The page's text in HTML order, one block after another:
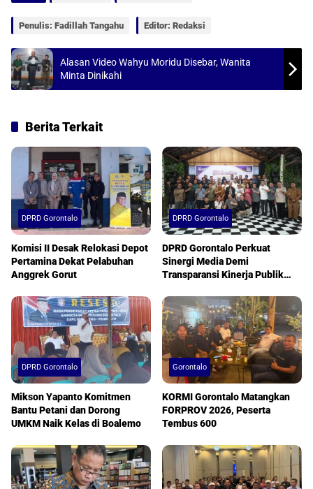
p
o
Penulis: Fadillah Tangahu Editor: Redaksi
Alasan Video Wahyu Moridu Disebar, Wanita
Minta Dinikahi
Berita Terkait
DPRD Gorontalo
Komisi II Desak Relokasi Depot
Pertamina Dekat Pelabuhan
Anggrek Gorut
DPRD Gorontalo
DPRD Gorontalo Perkuat
Sinergi Media Demi
Transparansi Kinerja Publik
DPRD Gorontalo
Mikson Yapanto Komitmen
Bantu Petani dan Dorong
UMKM Naik Kelas di Boalemo
Gorontalo
KORMI Gorontalo Matangkan
FORPROV 2026, Peserta
Tembus 600